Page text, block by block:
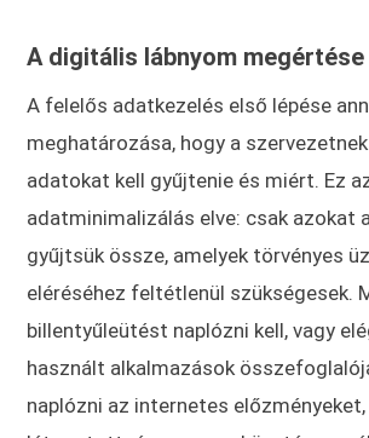
A digitális lábnyom megértése
A felelős adatkezelés első lépése
meghatározása, hogy a
adatokat kell gyűjtenie és miért. Ez
adatminimalizálás elve: csak azokat
gyűjtsük össze, amelyek törvényes
eléréséhez feltétlenül szükségesek.
billentyűleütést naplózni kell, vagy
használt alkalmazások
naplózni az internetes előzményeket,